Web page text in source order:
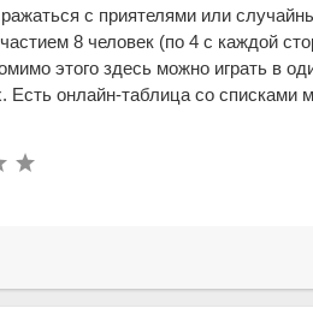
с приятелями или
8 человек (по 4 с каждой
этого здесь можно играть в
Есть онлайн-таблица со списками